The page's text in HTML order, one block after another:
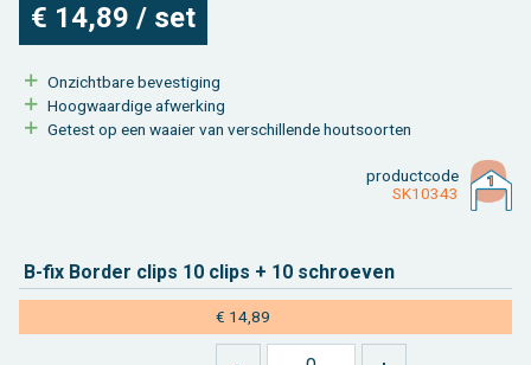
€ 14,89 / set
On­zicht­ba­re be­ves­ti­ging
Hoog­waar­di­ge af­wer­king
Ge­test op een waai­er van ver­schil­len­de hout­soor­ten
product­code
SK10343
B-fix Bor­der clips 10 clips + 10 schroe­ven
€ 14,89